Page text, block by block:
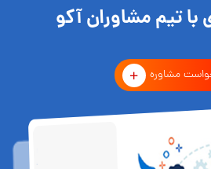
تیم مشاوران آکو
مشاوره